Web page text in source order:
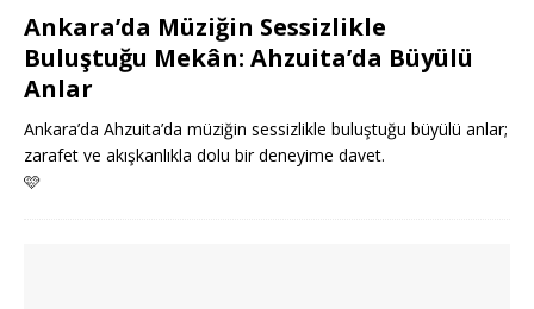
Ankara’da Müziğin Sessizlikle
Buluştuğu Mekân: Ahzuita’da Büyülü
Anlar
Ankara’da Ahzuita’da müziğin sessizlikle buluştuğu büyülü anlar;
zarafet ve akışkanlıkla dolu bir deneyime davet.
🩷